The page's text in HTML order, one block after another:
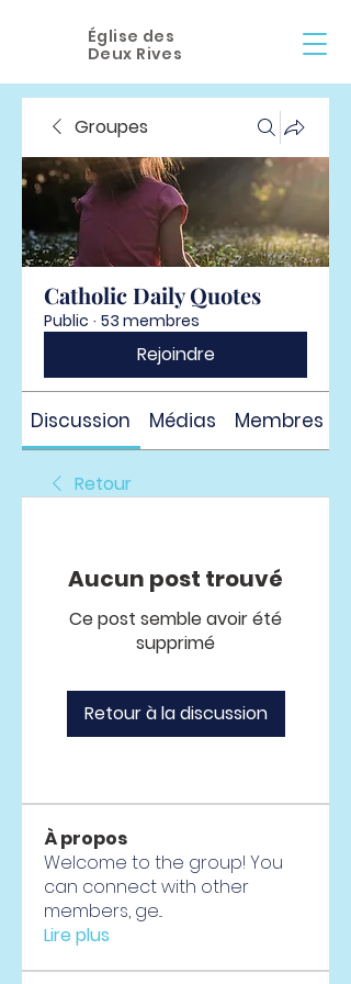
Église des
Deux Rives
Groupes
Catholic Daily Quotes
Public · 53 membres
Rejoindre
Discussion Médias Membres
Retour
Aucun post trouvé
Ce post semble avoir été
supprimé
Retour à la discussion
À propos
Welcome to the group! You
can connect with other
members, ge...
Lire plus